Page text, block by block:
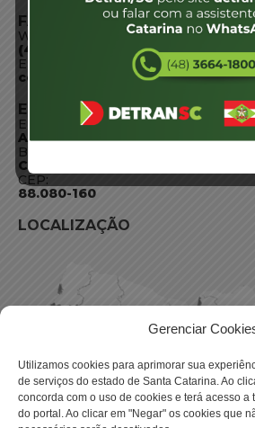
Gerenciar
Utilizamos cookies para aprimorar sua
de serviços do estado de Santa Catarina. Ao
concorda com o uso de cookies e terá acesso
do portal. Ao clicar em "Negar" os cookies que
FALE CONOSCO
WhatsApp:
(48) 3664-1800
E-mail:
ENDEREÇO
Endereço:
Av. Almirante Tamandaré - 480
Bairro:
Coqueiros, Florianópolis SC
CEP:
88.080-160
LOCALIZAÇÃO